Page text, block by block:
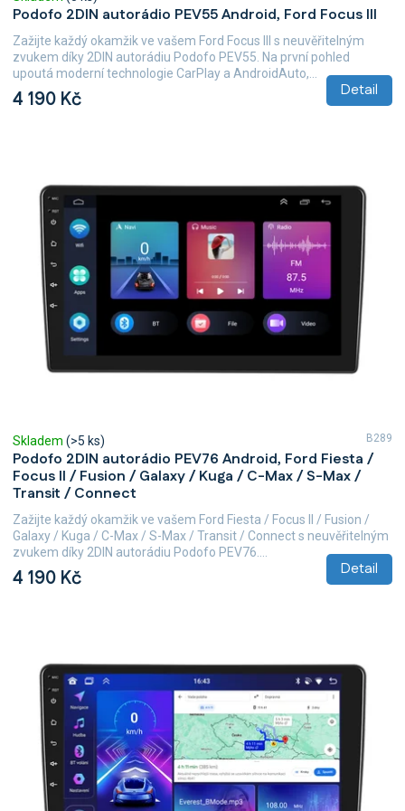
Podofo 2DIN autorádio PEV55 Android, Ford Focus III
4 190 Kč Detail
Zažijte každý okamžik ve vašem Ford Focus III s neuvěřitelným
zvukem díky 2DIN autorádiu Podofo PEV55. Na první pohled
upoutá moderní technologie CarPlay a AndroidAuto,...
Podofo 2DIN autorádio PEV76 Android, Ford Fiesta /
Focus II / Fusion / Galaxy / Kuga / C-Max / S-Max /
Transit / Connect
Skladem (>5 ks)
4 190 Kč Detail
Zažijte každý okamžik ve vašem Ford Fiesta / Focus II / Fusion /
Galaxy / Kuga / C-Max / S-Max / Transit / Connect s neuvěřitelným
zvukem díky 2DIN autorádiu Podofo PEV76....
B289